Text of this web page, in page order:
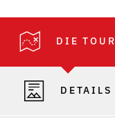
DIE TOUR
DETAILS